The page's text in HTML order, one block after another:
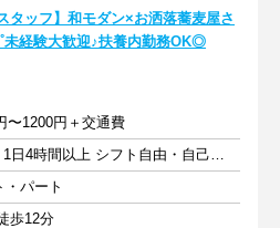
タッフ】和モダン×お洒落蕎麦屋さ
経験大歓迎♪扶養内勤務OK◎
〜1200円＋交通費
週2日以上 1日4時間以上 シフト自由・自己申告
・パート
歩12分